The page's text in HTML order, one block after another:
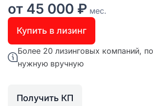
от 45 000 ₽ мес.
Купить в лизинг
Более 20 лизинговых компаний,
нужную вручную
Получить КП